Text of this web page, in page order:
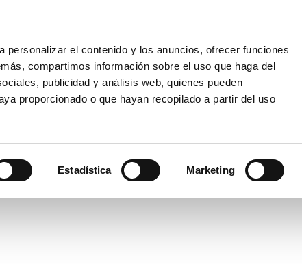
personalizar el contenido y los anuncios, ofrecer funciones
compartimos información sobre el uso que haga del
publicidad y análisis web, quienes pueden
proporcionado o que hayan recopilado a partir del uso
Estadística Marketing
Alzira
PREMIOS SECRETARÍA ENLACES